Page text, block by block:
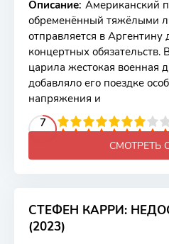
Описание: Американский
обременённый тяжёлыми
отправляется в
концертных обязательств.
царила жестокая военная
добавляло его поездке
напряжения и
7
4 5 6 7 8 9 10
СМОТРЕТЬ
СТЕФЕН КАРРИ:
(2023)